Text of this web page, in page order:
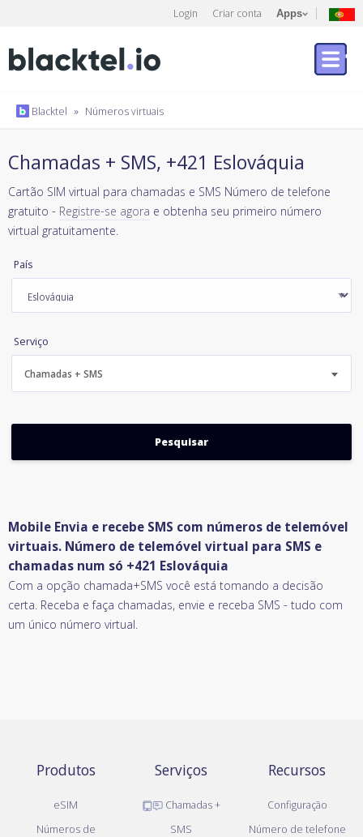
Login Criar conta Apps
Blacktel » Números virtuais
Chamadas + SMS, +421 Eslováquia
Cartão SIM virtual para chamadas e SMS Número de telefone
gratuito - Registre-se agora e obtenha seu primeiro número
virtual gratuitamente.
País
Serviço
Chamadas + SMS
Mobile Envia e recebe SMS com números de telemóvel
virtuais. Número de telemóvel virtual para SMS e
chamadas num só +421 Eslováquia
Com a opção chamada+SMS você está tomando a decisão
certa. Receba e faça chamadas, envie e receba SMS - tudo com
um único número virtual.
Produtos
eSIM
Números de
Serviços
Chamadas +
SMS
Recursos
Configuração
Número de telefone